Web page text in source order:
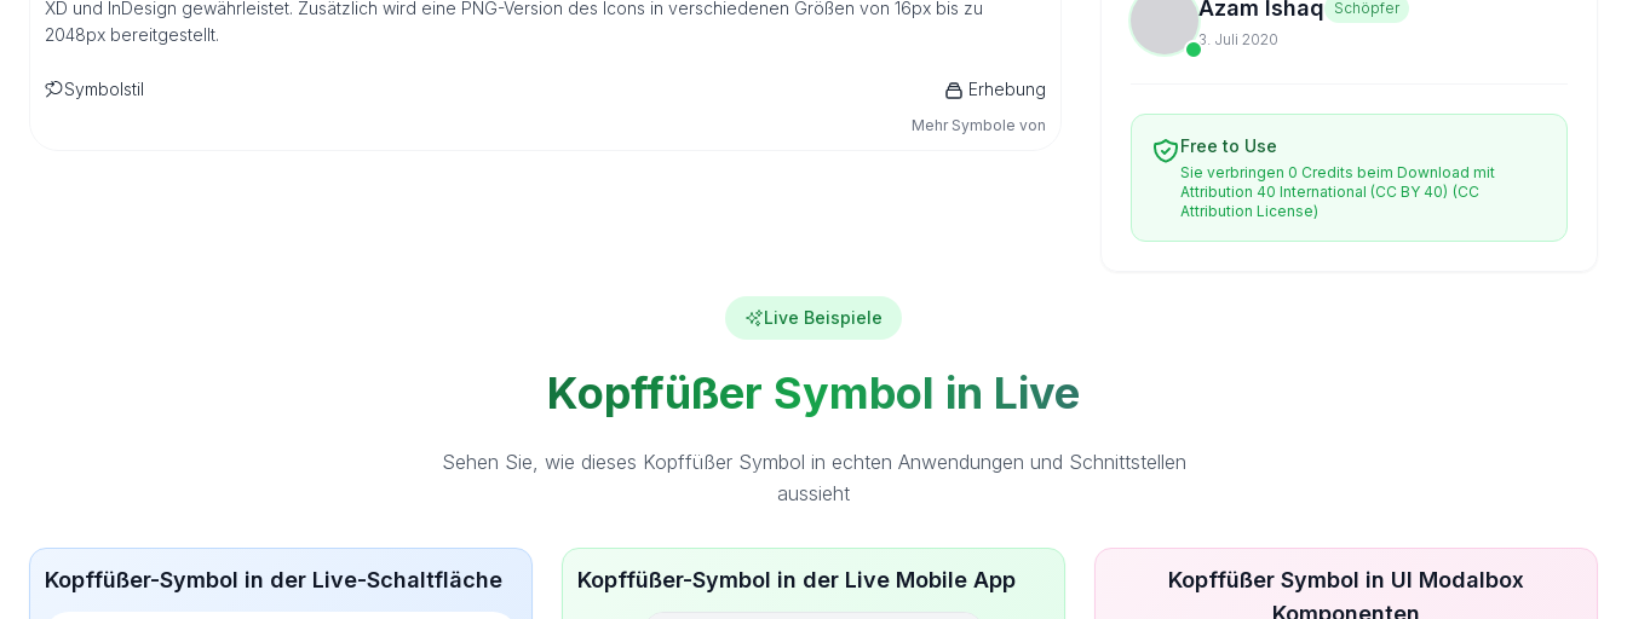
XD und InDesign gewährleistet. Zusätzlich wird eine PNG-Version des Icons in verschiedenen Größen von 16px bis zu
2048px bereitgestellt.
Symbolstil Erhebung
Mehr Symbole von
Azam Ishaq Schöpfer
3. Juli 2020
Free to Use
Sie verbringen 0 Credits beim Download mit
Attribution 40 International (CC BY 40) (CC
Attribution License)
Live Beispiele
Kopffüßer Symbol in Live
Sehen Sie, wie dieses Kopffüßer Symbol in echten Anwendungen und Schnittstellen
aussieht
Kopffüßer-Symbol in der Live-Schaltfläche Kopffüßer-Symbol in der Live Mobile App
Kopffüßer Symbol in UI Modalbox
Komponenten